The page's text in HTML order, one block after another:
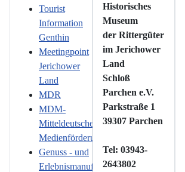
Tourist
Information
Genthin
Meetingpoint
Jerichower
Land
MDR
MDM-
Mitteldeutsche
Medienförderung
Genuss - und
Erlebnismanufaktur
Historisches
Museum
der Rittergüter
im Jerichower
Land
Schloß
Parchen e.V.
Parkstraße 1
39307 Parchen
Tel: 03943-
2643802